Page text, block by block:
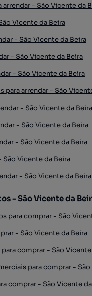
- São Vicente da
Vicente da Beira
- São Vicente da Beira
- São Vicente da Beira
- São Vicente da Beira
para arrendar - São
- São Vicente da Beira
- São Vicente da Beira
- São Vicente da Beira
São Vicente da Beira
- São Vicente da Beira
- São Vicente da
para comprar - São
- São Vicente da Beira
comprar - São Vicente
para comprar -
comprar - São Vicente